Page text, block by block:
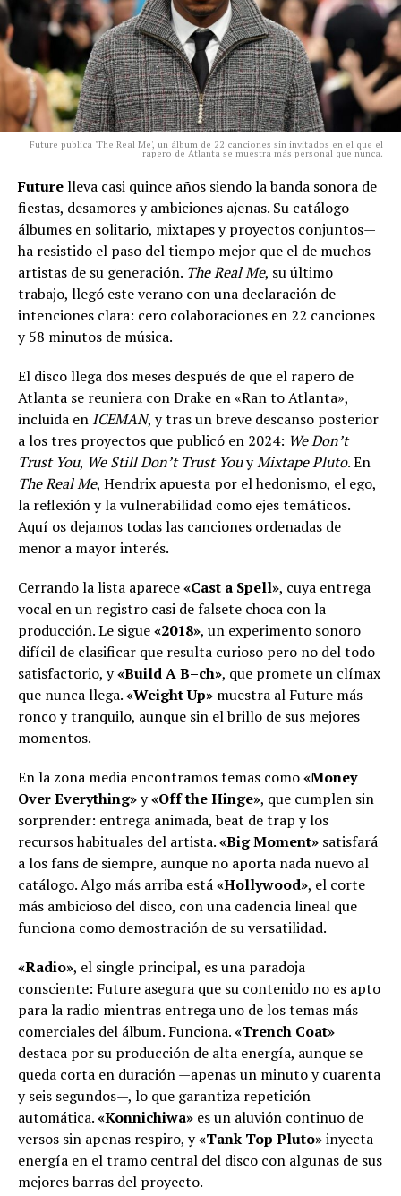
Future publica 'The Real Me', un álbum de 22 canciones sin invitados en el que el
rapero de Atlanta se muestra más personal que nunca.
Futurelleva casi quince años siendo la banda sonora de
fiestas, desamores y ambiciones ajenas. Su catálogo —
álbumes en solitario, mixtapes y proyectos conjuntos—
ha resistido el paso del tiempo mejor que el de muchos
artistas de su generación. The Real Me, su último
trabajo, llegó este verano con una declaración de
intenciones clara: cero colaboraciones en 22 canciones
y 58 minutos de música.
El disco llega dos meses después de que el rapero de
Atlanta se reuniera con Drake en «Ran to Atlanta»,
incluida en ICEMAN, y tras un breve descanso posterior
a los tres proyectos que publicó en 2024: We Don’t
Trust You, We Still Don’t Trust YouyMixtape Pluto. En
The Real Me, Hendrix apuesta por el hedonismo, el ego,
la reflexión y la vulnerabilidad como ejes temáticos.
Aquí os dejamos todas las canciones ordenadas de
menor a mayor interés.
Cerrando la lista aparece«Cast a Spell», cuya entrega
vocal en un registro casi de falsete choca con la
producción. Le sigue«2018», un experimento sonoro
difícil de clasificar que resulta curioso pero no del todo
satisfactorio, y«Build A B–ch», que promete un clímax
que nunca llega.«Weight Up» muestra al Future más
ronco y tranquilo, aunque sin el brillo de sus mejores
momentos.
En la zona media encontramos temas como«Money
Over Everything»y«Off the Hinge», que cumplen sin
sorprender: entrega animada, beat de trap y los
recursos habituales del artista.«Big Moment» satisfará
a los fans de siempre, aunque no aporta nada nuevo al
catálogo. Algo más arriba está«Hollywood», el corte
más ambicioso del disco, con una cadencia lineal que
funciona como demostración de su versatilidad.
«Radio», el single principal, es una paradoja
consciente: Future asegura que su contenido no es apto
para la radio mientras entrega uno de los temas más
comerciales del álbum. Funciona.«Trench Coat»
destaca por su producción de alta energía, aunque se
queda corta en duración —apenas un minuto y cuarenta
y seis segundos—, lo que garantiza repetición
automática.«Konnichiwa» es un aluvión continuo de
versos sin apenas respiro, y«Tank Top Pluto»inyecta
energía en el tramo central del disco con algunas de sus
mejores barras del proyecto.